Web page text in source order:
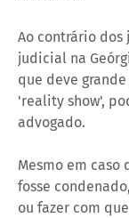
Ao contrário dos
judicial na
que deve
'reality show',
advogado.
Mesmo em caso
fosse
ou fazer com